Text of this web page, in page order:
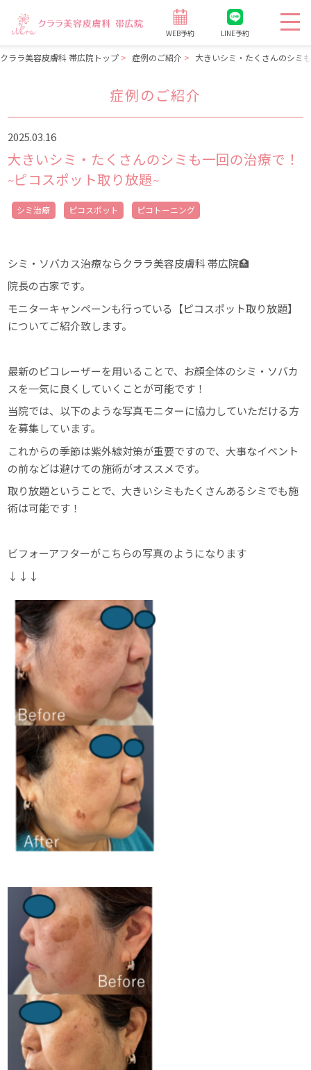
WEB予約 LINE予約
クララ美容皮膚科 帯広院トップ 症例のご紹介 大きいシミ・たくさんのシミ
症例のご紹介
2025.03.16
大きいシミ・たくさんのシミも一回の治療で！
~ピコスポット取り放題~
シミ治療 ピコスポット ピコトーニング
シミ・ソバカス治療ならクララ美容皮膚科 帯広院🏥
院長の古家です。
モニターキャンペーンも行っている【ピコスポット取り放題】
についてご紹介致します。
最新のピコレーザーを用いることで、お顔全体のシミ・ソバカ
スを一気に良くしていくことが可能です！
当院では、以下のような写真モニターに協力していただける方
を募集しています。
これからの季節は紫外線対策が重要ですので、大事なイベント
の前などは避けての施術がオススメです。
取り放題ということで、大きいシミもたくさんあるシミでも施
術は可能です！
ビフォーアフターがこちらの写真のようになります
↓↓↓